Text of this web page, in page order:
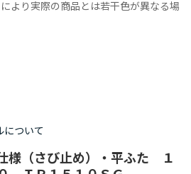
より実際の商品とは若干色が異なる場
について
様（さび止め）・平ふた １